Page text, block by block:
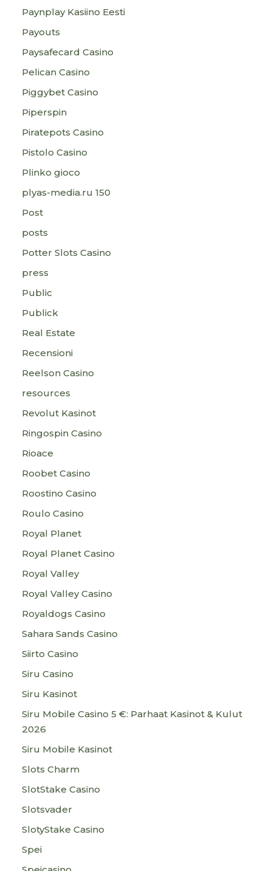
Paynplay Kasiino Eesti
Payouts
Paysafecard Casino
Pelican Casino
Piggybet Casino
Piperspin
Piratepots Casino
Pistolo Casino
Plinko gioco
plyas-media.ru 150
Post
posts
Potter Slots Casino
press
Public
Publick
Real Estate
Recensioni
Reelson Casino
resources
Revolut Kasinot
Ringospin Casino
Rioace
Roobet Casino
Roostino Casino
Roulo Casino
Royal Planet
Royal Planet Casino
Royal Valley
Royal Valley Casino
Royaldogs Casino
Sahara Sands Casino
Siirto Casino
Siru Casino
Siru Kasinot
Siru Mobile Casino 5 €: Parhaat Kasinot & Kulut
2026
Siru Mobile Kasinot
Slots Charm
SlotStake Casino
Slotsvader
SlotyStake Casino
Spei